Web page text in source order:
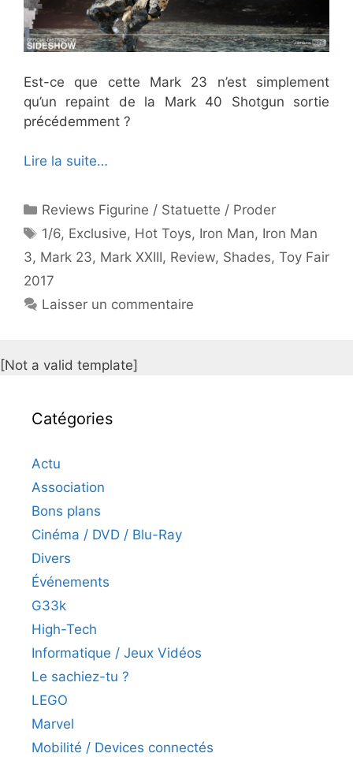
Est-ce que cette Mark 23 n’est simplement
qu’un repaint de la Mark 40 Shotgun sortie
précédemment ?
Lire la suite…
Catégories
Reviews Figurine / Statuette / Proder
Étiquettes
1/6, Exclusive, Hot Toys, Iron Man, Iron Man
3, Mark 23, Mark XXIII, Review, Shades, Toy Fair
2017
Laisser un commentaire
[Not a valid template]
Catégories
Actu
Association
Bons plans
Cinéma / DVD / Blu-Ray
Divers
Événements
G33k
High-Tech
Informatique / Jeux Vidéos
Le sachiez-tu ?
LEGO
Marvel
Mobilité / Devices connectés